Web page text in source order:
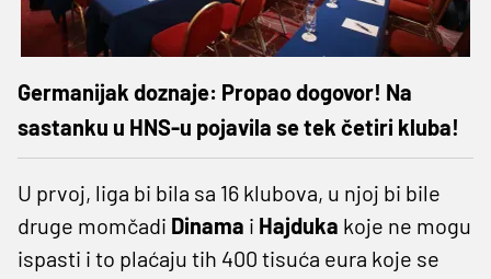
Germanijak doznaje: Propao dogovor! Na
sastanku u HNS-u pojavila se tek četiri kluba!
U prvoj, liga bi bila sa 16 klubova, u njoj bi bile
druge momčadi Dinama i Hajduka koje ne mogu
ispasti i to plaćaju tih 400 tisuća eura koje se